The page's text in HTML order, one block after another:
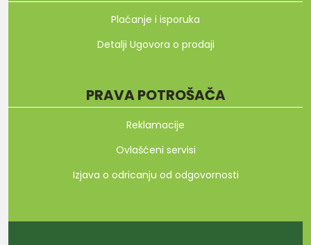
Plaćanje i isporuka
Detalji Ugovora o prodaji
PRAVA POTROŠAČA
Reklamacije
Ovlašćeni servisi
Izjava o odricanju od odgovornosti